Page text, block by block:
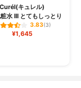
Curél(キュレル)
水 III とてもしっとり
3.83(3)
¥1,645